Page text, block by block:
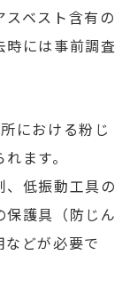
ベスト含有の
時には事前調査
における粉じ
ます。
低振動工具の
護具（防じん
どが必要で